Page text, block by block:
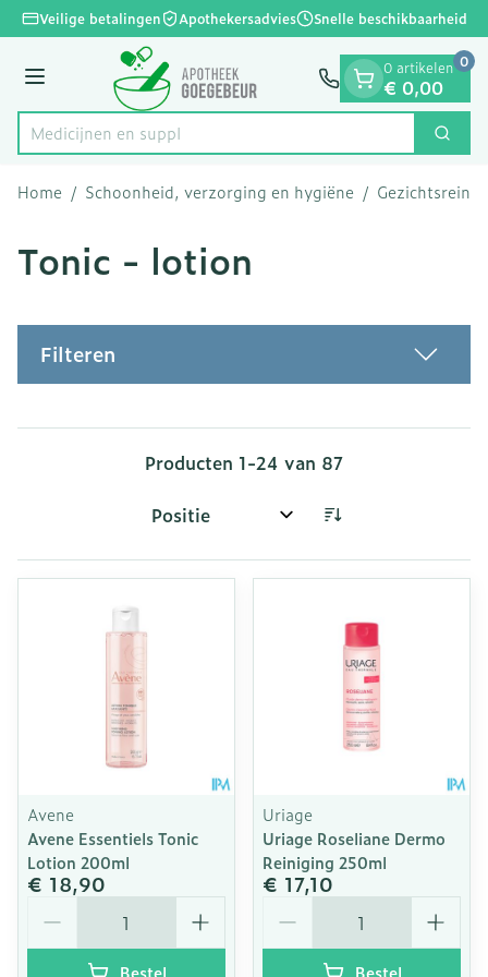
Ga naar de inhoud
1 van 1
Veilige betalingen Apothekersadvies Snelle beschikbaarheid
Menu
Product, merk, categorie...
Med Zoek
0 artikelen
€ 0,00
0
Home / Schoonheid, verzorging en hygiëne /
Tonic - lotion
Filteren
Producten 1-24 van 87
Sorteer op:
Avene
Avene Essentiels Tonic
Lotion 200ml
€ 18,90
Bestel
Uriage
Uriage Roseliane Dermo
Reiniging 250ml
€ 17,10
Bestel